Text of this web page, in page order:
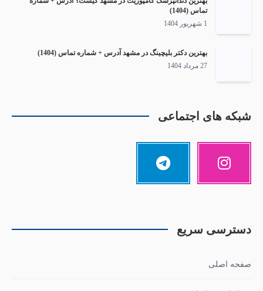
تماس (1404)
1 شهریور 1404
بهترین دکتر بلیچینگ در مشهد آدرس + شماره تماس (1404)
27 مرداد 1404
شبکه های اجتماعی
دسترسی سریع
صفحه اصلی